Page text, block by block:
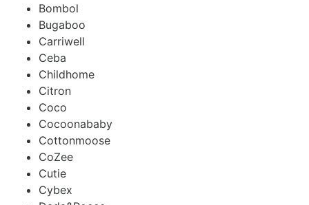
Bombol
Bugaboo
Carriwell
Ceba
Childhome
Citron
Coco
Cocoonababy
Cottonmoose
CoZee
Cutie
Cybex